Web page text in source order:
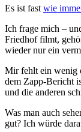
Es ist fast wie
Ich frage mich –
Friedhof filmt,
wieder nur ein
Mir fehlt ein wenig
dem Zapp-Bericht
und die anderen
Was man auch
gut? Ich würde